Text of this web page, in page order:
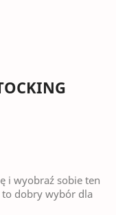
i wyobraź sobie ten
to dobry wybór dla